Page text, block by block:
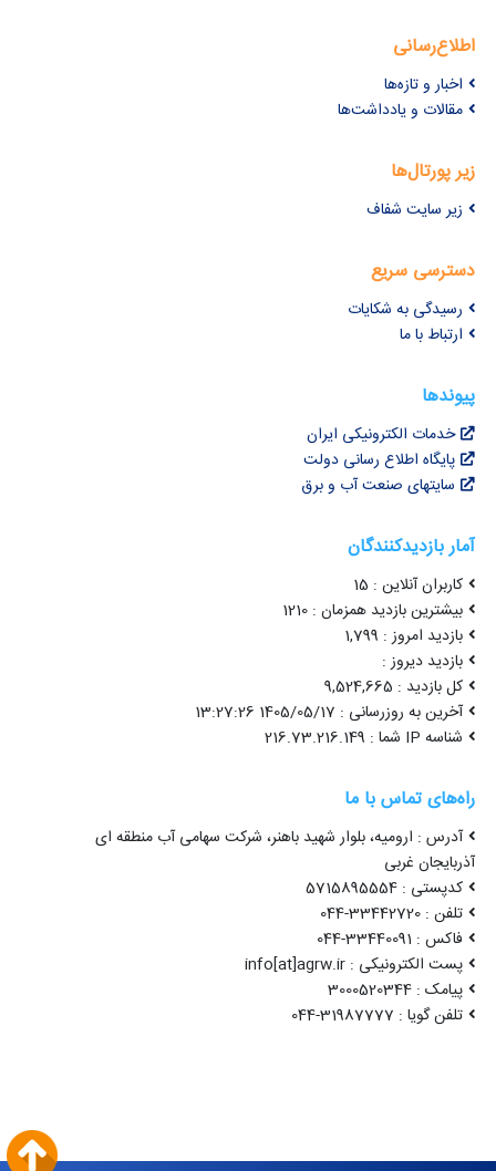
اطلاع‌رسانی
اخبار و تازه‌ها
مقالات و یادداشت‌ها
زیر پورتال‌ها
زیر سایت شفاف
دسترسی سریع
رسیدگی به شکایات
ارتباط با ما
پیوندها
خدمات الکترونیکی ایران
پایگاه اطلاع رسانی دولت
سایتهای صنعت آب و برق
آمار بازدیدکنندگان
کاربران آنلاین : 15
بیشترین بازدید همزمان : 1210
بازدید امروز : 1,799
بازدید دیروز :
کل بازدید : 9,524,665
آخرین به روزرسانی : 1405/05/17 13:27:26
شناسه IP شما : 216.73.216.149
راه‌های تماس با ما
آدرس : ارومیه، بلوار شهید باهنر، شرکت سهامی آب منطقه ای
آذربایجان غربی
کدپستی : 5715895554
تلفن : 33442720-044
فاکس : 33440091-044
پست الکترونیکی : info[at]agrw.ir
پیامک : 3000520344
تلفن گویا : 31987777-044